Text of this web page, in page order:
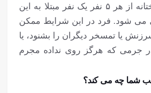
شود و خوشبختانه از هر ۵ نفر یک نفر مبتلا به این
می شود. فرد در این شرایط ممکن
یا تمسخر دیگران را بشنود، یا
جرمی که هرگز روی نداده مجرم
شما چه می کند؟